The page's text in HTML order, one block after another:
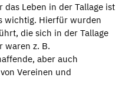
das Leben in der Tallage ist
wichtig. Hierfür wurden
die sich in der Tallage
waren z. B.
aber auch
Vereinen und